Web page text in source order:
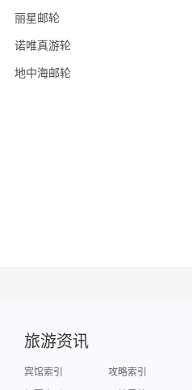
丽星邮轮
诺唯真游轮
地中海邮轮
旅游资讯
宾馆索引
攻略索引